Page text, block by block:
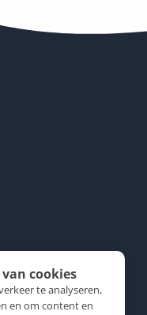
cookies
te analyseren,
en om content en